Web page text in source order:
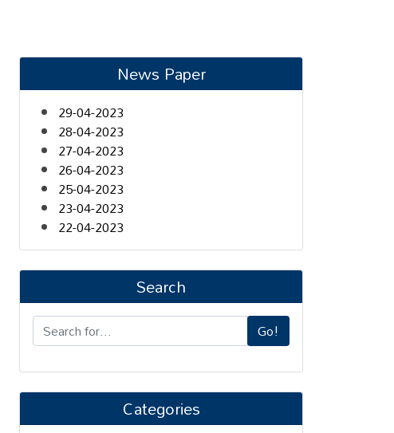
News Paper
29-04-2023
28-04-2023
27-04-2023
26-04-2023
25-04-2023
23-04-2023
22-04-2023
Search
Go!
Categories